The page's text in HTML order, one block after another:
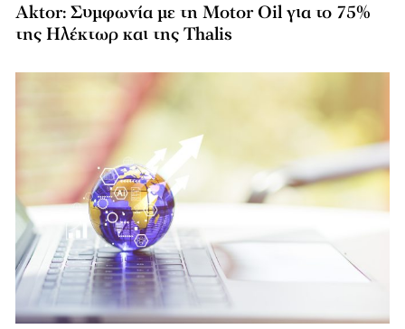
Aktor: Συμφωνία με τη Motor Oil για το 75%
της Ηλέκτωρ και της Thalis